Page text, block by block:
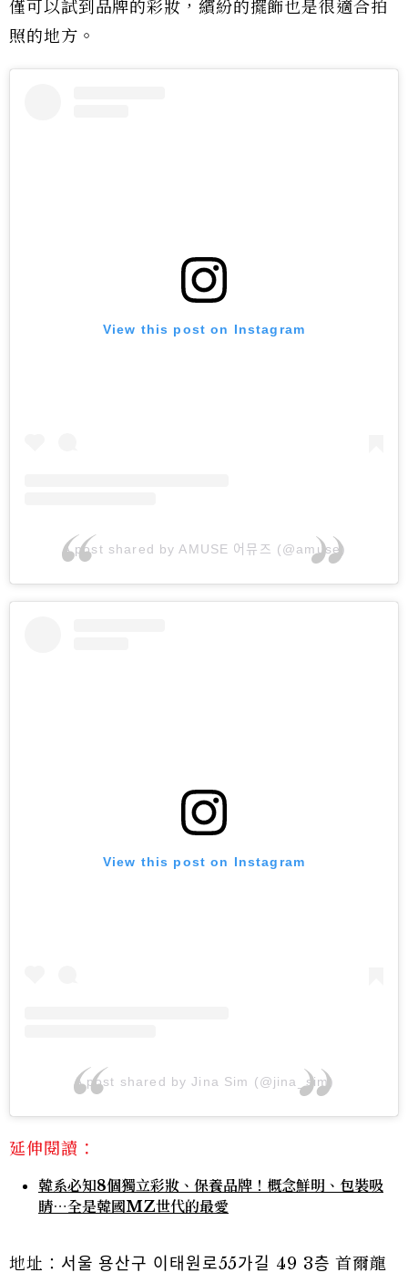
僅可以試到品牌的彩妝，繽紛的擺飾也是很適合拍
照的地方。
View this post on Instagram
A post shared by AMUSE 어뮤즈 (@amuse)
View this post on Instagram
A post shared by Jina Sim (@jina_sim)
延伸閱讀：
韓系必知8個獨立彩妝、保養品牌！概念鮮明、包裝吸
睛⋯全是韓國MZ世代的最愛
地址：서울 용산구 이태원로55가길 49 3층 首爾龍